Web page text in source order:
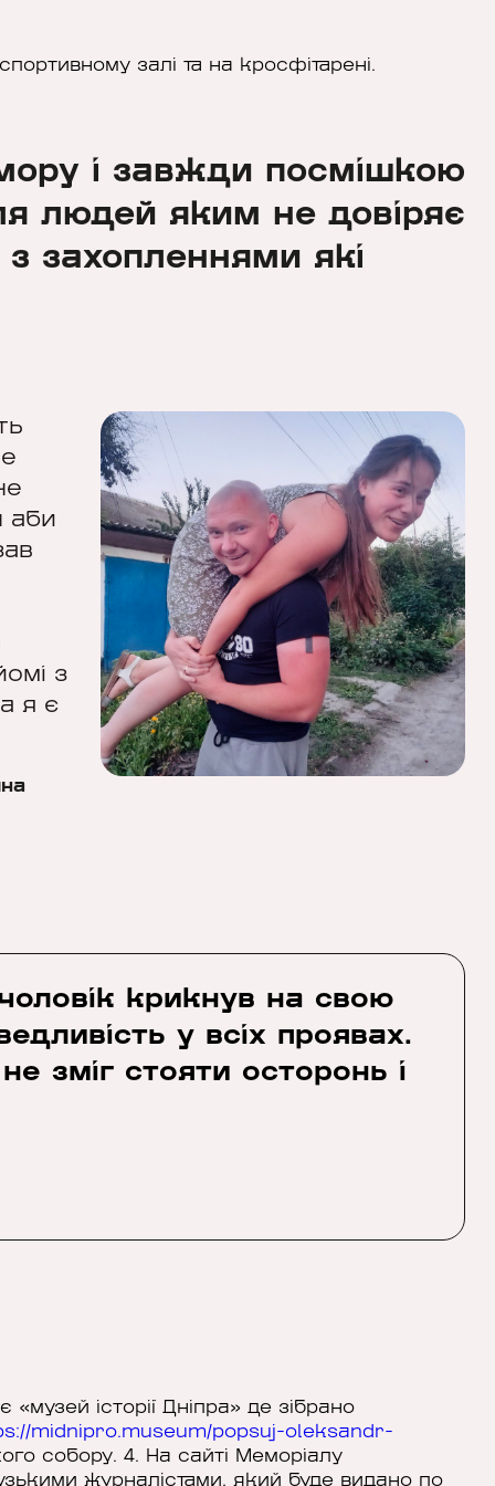
залі та на кросфітарені.
і завжди посмішкою
людей яким не довіряє
захопленнями які
аби
з
я є
крикнув на свою
у всіх проявах.
зміг стояти осторонь і
історії Дніпра» де зібрано
midnipro.museum/popsuj-oleksandr-
собору. 4. На сайті Меморіалу
журналістами, який буде видано по